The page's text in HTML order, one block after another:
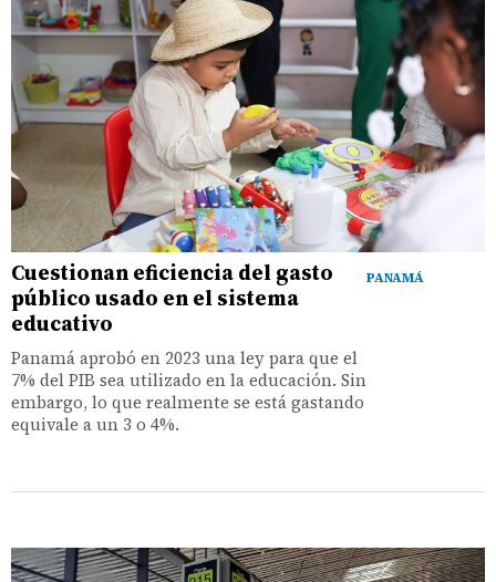
PANAMÁ
Cuestionan eficiencia del gasto
público usado en el sistema
educativo
Panamá aprobó en 2023 una ley para que el
7% del PIB sea utilizado en la educación. Sin
embargo, lo que realmente se está gastando
equivale a un 3 o 4%.